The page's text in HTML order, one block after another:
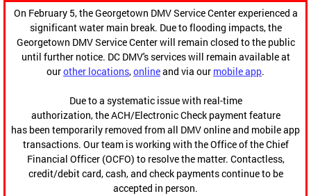
On February 5, the Georgetown DMV Service Center experienced a
significant water main break. Due to flooding impacts, the
Georgetown DMV Service Center will remain closed to the public
until further notice. DC DMV's services will remain available at
ourother locations,onlineand via our mobile app.
Due to a systematic issue with real-time
authorization, the ACH/Electronic Check payment feature
has been temporarily removed from all DMV online and mobile app
transactions. Our team is working with the Office of the Chief
Financial Officer (OCFO) to resolve the matter. Contactless,
credit/debit card, cash, and check payments continue to be
accepted in person.